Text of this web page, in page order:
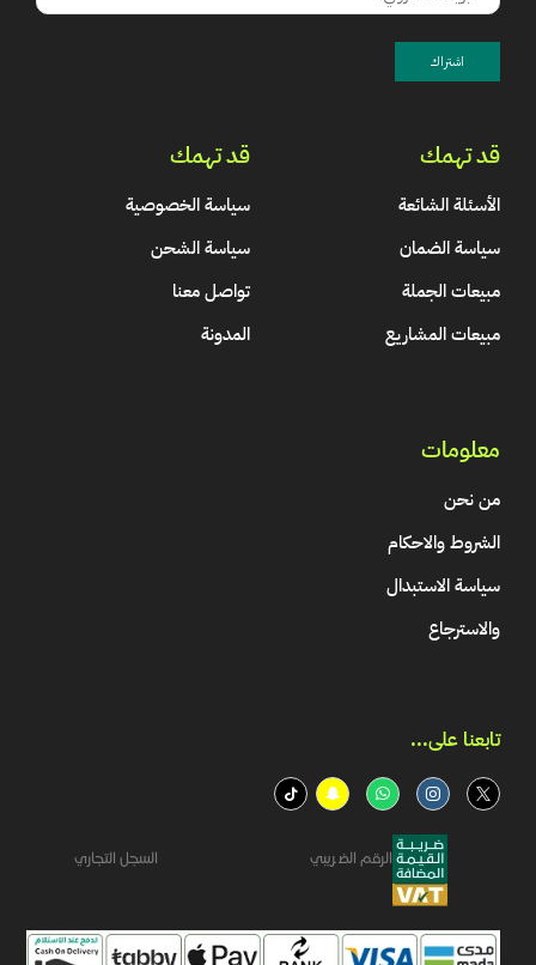
قد تهمك
الأسئلة الشائعة
سياسة الضمان
مبيعات الجملة
مبيعات المشاريع
قد تهمك
سياسة الخصوصية
سياسة الشحن
تواصل معنا
المدونة
معلومات
من نحن
الشروط والاحكام
سياسة الاستبدال
والاسترجاع
تابعنا على...​
الرقم الضريبي السجل التجاري